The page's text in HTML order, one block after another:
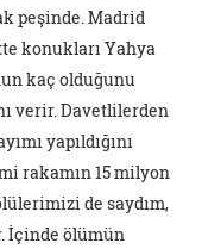
peşinde. Madrid
konukları Yahya
kaç olduğunu
verir. Davetlilerden
yapıldığını
rakamın 15 milyon
de saydım,
İçinde ölümün